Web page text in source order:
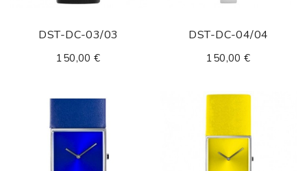
DST-DC-03/03
150,00 €
DST-DC-04/04
150,00 €